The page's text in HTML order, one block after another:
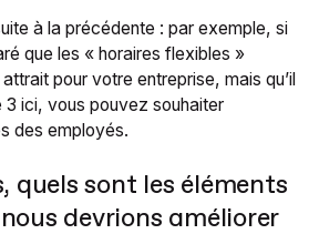
à la précédente : par exemple, si
que les « horaires flexibles »
pour votre entreprise, mais qu’il
3 ici, vous pouvez souhaiter
des employés.
quels sont les éléments
devrions améliorer